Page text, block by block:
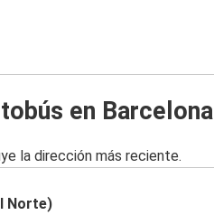
en Barcelona
la dirección más reciente.
Norte)